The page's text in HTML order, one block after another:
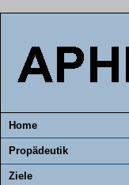
Home
Propädeutik
Ziele